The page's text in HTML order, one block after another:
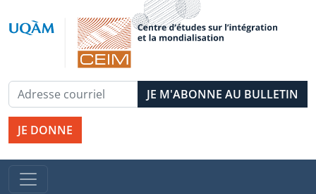
JE DONNE